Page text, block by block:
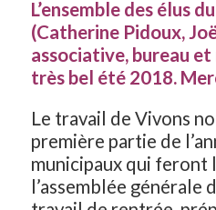
L’ensemble des élus
(Catherine Pidoux,
associative, bureau
très bel été 2018.
Le travail de Vivons
première partie de
municipaux qui feront
l’assemblée générale